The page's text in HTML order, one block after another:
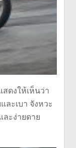
ดงให้เห็นว่า
ละเบา จังหวะ
ละง่ายดาย